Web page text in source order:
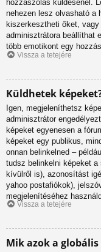
hozzászólás küldésénél.
nehezen lesz olvasható a
kiszerkesztheti őket,
adminisztrátora beállíthat
több emotikont egy
Vissza a tetejére
Küldhetek
Igen, megjeleníthetsz
adminisztrátor
képeket egyenesen a
képeket egy publikus,
onnan belinkelned –
tudsz belinkelni képeket a
kívülről is), azonosítást
yahoo postafiókok),
megjelenítéséhez
Vissza a tetejére
Mik azok a